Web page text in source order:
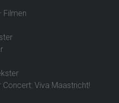
Filmen
Viva Maastricht!